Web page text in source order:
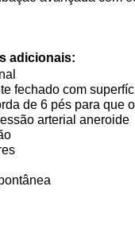
adicionais:
fechado com
de 6 pés para que
arterial aneroide